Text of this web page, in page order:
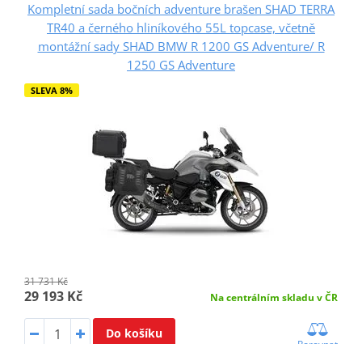
Kompletní sada bočních adventure brašen SHAD TERRA
TR40 a černého hliníkového 55L topcase, včetně
montážní sady SHAD BMW R 1200 GS Adventure/ R
1250 GS Adventure
SLEVA 8%
31 731 Kč
29 193 Kč Na centrálním skladu v ČR
Do košíku